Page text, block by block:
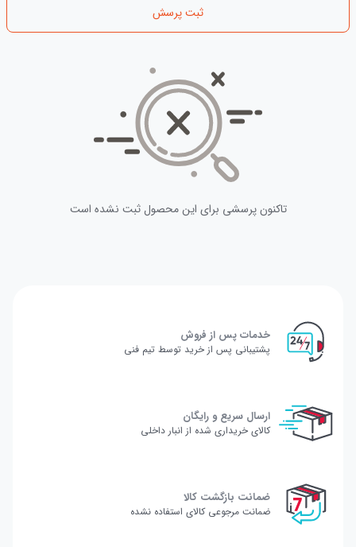
ثبت پرسش
تاکنون پرسشی برای این محصول ثبت نشده است
خدمات پس از فروش
پشتیبانی پس از خرید توسط تیم فنی
ارسال سریع و رایگان
کالای خریداری شده از انبار داخلی
ضمانت بازگشت کالا
ضمانت مرجوعی کالای استفاده نشده